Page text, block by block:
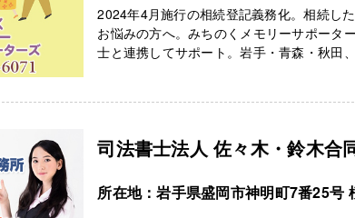
2024年4月施行の相続登記義務化。相続し
お悩みの方へ。みちのくメモリーサポータ
士と連携してサポート。岩手・青森・秋田、
司法書士法人 佐々木・鈴木合
所在地：岩手県盛岡市神明町7番25号